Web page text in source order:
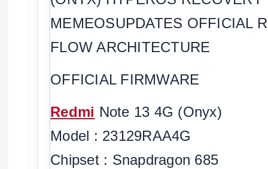
MEMEOSUPDATES OFFICIAL
FLOW ARCHITECTURE
OFFICIAL FIRMWARE
Redmi Note 13 4G (Onyx)
Model : 23129RAA4G
Chipset : Snapdragon 685